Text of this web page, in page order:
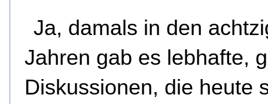
Ja, damals in den
Jahren gab es lebhafte,
Diskussionen, die heute